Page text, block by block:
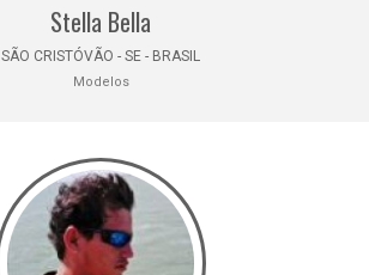
Stella Bella
SÃO CRISTÓVÃO - SE - BRASIL
Modelos